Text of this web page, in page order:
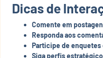
Dicas de
Comente em
Responda aos
Participe de
Siga perfis